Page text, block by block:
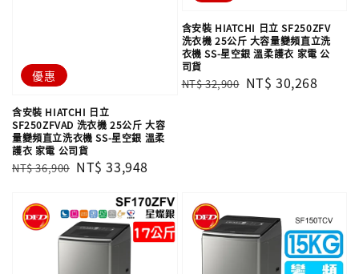
優惠
含安裝 HIATCHI 日立
SF250ZFVAD 洗衣機 25公斤 大容
量變頻直立洗衣機 SS-星空銀 溫柔
護衣 家電 公司貨
Regular
NT$ 36,900 Sale
NT$ 33,948
含安裝 HIATCHI 日立 SF250ZFV
洗衣機 25公斤 大容量變頻直立洗
衣機 SS-星空銀 溫柔護衣 家電 公
司貨
Regular
NT$ 32,900 Sale
NT$ 30,268